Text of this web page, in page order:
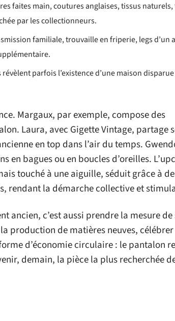
faites main, coutures anglaises, tissus naturels,
par les collectionneurs.
familiale, trouvaille en friperie, legs d’un
révèlent parfois l’existence d’une maison
Margaux, par exemple, compose des
Laura, avec Gigette Vintage, partage
en top dans l’air du temps.
en bagues ou en boucles d’oreilles.
touché à une aiguille, séduit grâce à
rendant la démarche collective et
ancien, c’est aussi prendre la mesure de
production de matières neuves,
d’économie circulaire : le pantalon
demain, la pièce la plus recherchée